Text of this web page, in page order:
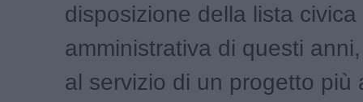
disposizione della lista
amministrativa di questi
al servizio di un progetto più